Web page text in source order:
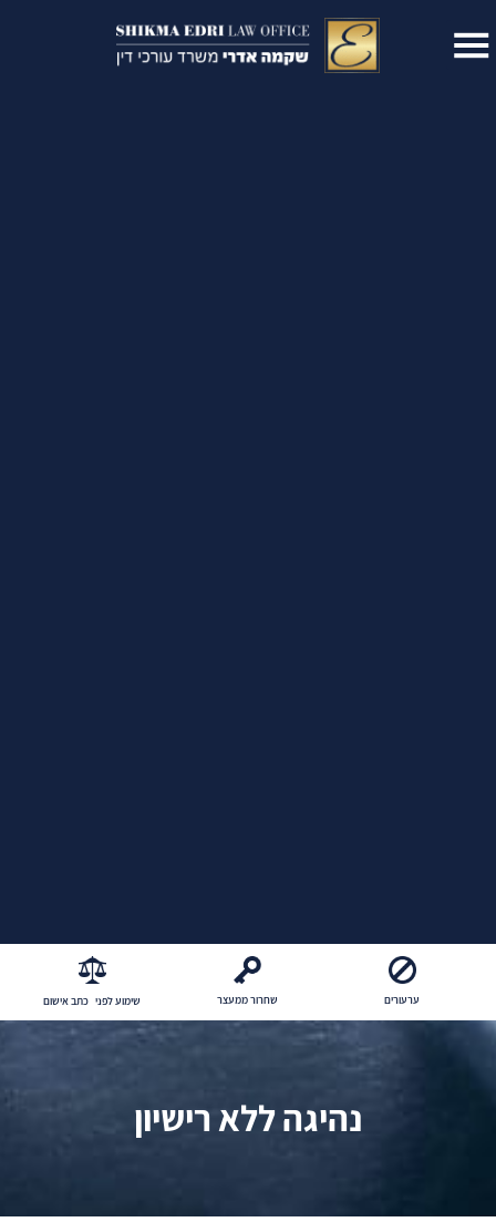
ערעורים שחרור ממעצר שימוע לפני כתב אישום
נהיגה ללא רישיון